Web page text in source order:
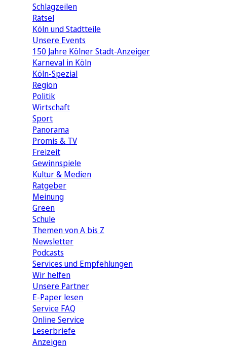
Schlagzeilen
Rätsel
Köln und Stadtteile
Unsere Events
150 Jahre Kölner Stadt-Anzeiger
Karneval in Köln
Köln-Spezial
Region
Politik
Wirtschaft
Sport
Panorama
Promis & TV
Freizeit
Gewinnspiele
Kultur & Medien
Ratgeber
Meinung
Green
Schule
Themen von A bis Z
Newsletter
Podcasts
Services und Empfehlungen
Wir helfen
Unsere Partner
E-Paper lesen
Service FAQ
Online Service
Leserbriefe
Anzeigen